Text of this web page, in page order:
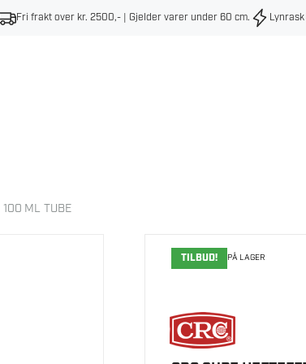
Fri frakt over kr. 2500,- | Gjelder varer under 60 cm.
100 ML TUBE
TILBUD! PÅ LAGER